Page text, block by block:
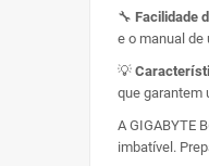
🔧 Facilidade
e o manual de
💡
que garantem
A GIGABYTE
imbatível.